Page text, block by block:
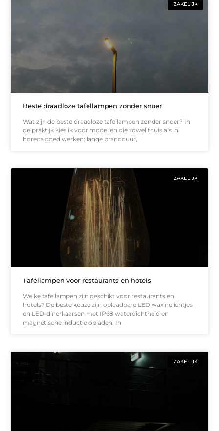
ZAKELIJK
Beste draadloze tafellampen zonder snoer
Wat zijn de beste draadloze tafellampen zonder snoer? In
de praktijk kies ik voor modellen die zowel thuis als in
horeca goed werken: lange brandduur,
ZAKELIJK
Tafellampen voor restaurants en hotels
Welke tafellampen zijn geschikt voor restaurants en
hotels? De beste keuze zijn oplaadbare LED waxinelichtjes
en LED-dinerkaarsen met IP68 waterdichtheid en
magnetische inductie opladen. In
ZAKELIJK